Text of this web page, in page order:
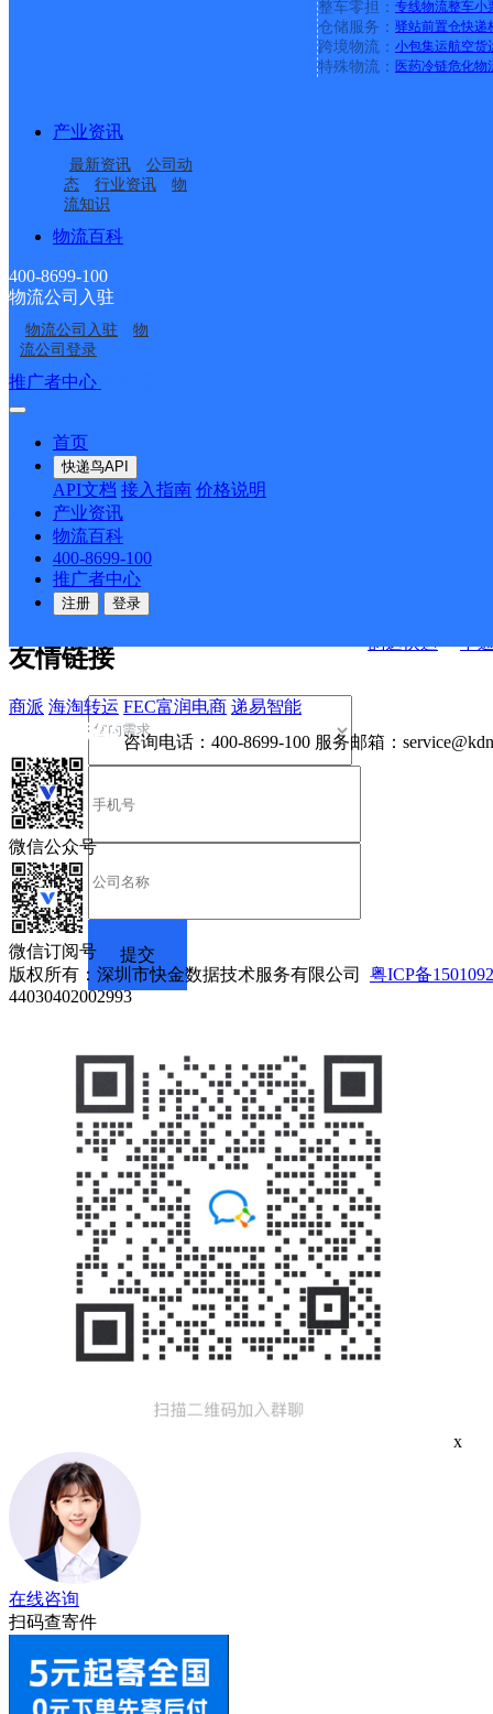
整车零担： 专线物流整车小
仓储服务： 驿站前置仓快递
跨境物流： 小包集运航空货
特殊物流： 医药冷链危化物
产业资讯
最新资讯
公司动
态
行业资讯
物
流知识
物流百科
400-8699-100
物流公司入驻
物流公司入驻
物
流公司登录
推广者中心
首页
快递鸟API
API文档 接入指南 价格说明
产业资讯
物流百科
400-8699-100
推广者中心
注册 登录
本溪市南芬区营业部
南芬邮政支局
南芬营业站
南芬区
韵达快运
中
决方案
接口API
API接口文档
API接口 DEMO下载
关于我们
公司介绍 企业动态
合作伙伴 快递鸟接口服务协议
户隐私政策
友情链接
商派 海淘转运 FEC富润电商 递易智能
咨询电话： 400-8699-100 服务邮箱：
微信公众号
微信订阅号
版权所有：深圳市快金数据技术服务有限公司 粤ICP备
44030402002993
x
在线咨询
扫码查寄件